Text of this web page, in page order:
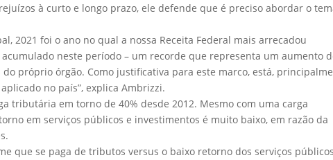
à curto e longo prazo, ele defende que é preciso abordar o
2021 foi o ano no qual a nossa Receita Federal mais arrecadou
neste período – um recorde que representa um aumento
do próprio órgão. Como justificativa para este marco, está,
no país”, explica Ambrizzi.
tributária em torno de 40% desde 2012. Mesmo com uma carga
em serviços públicos e investimentos é muito baixo, em razão da
que se paga de tributos versus o baixo retorno dos serviços